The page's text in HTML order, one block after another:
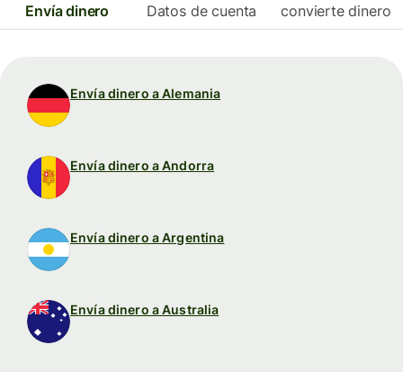
Envía dinero Datos de cuenta
convierte dinero
Envía dinero a Alemania
Envía dinero a Andorra
Envía dinero a Argentina
Envía dinero a Australia